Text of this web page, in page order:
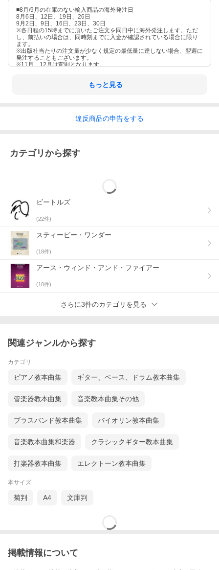
■8月/9月の在庫のない輸入商品の海外発注日
8月6日、12日、19日、26日
9月2日、9日、16日、23日、30日
※各日程の15時までに頂いたご注文を同日中に海外発注します。ただ
し、前払いの場合は、同時刻までに入金が確認されている場合に限り
ます。
※出版社当たりの注文量が少なく規定の最低量に達しない場合、翌週に
発注することもございます。
※11月、12月は変則となります。
もっと見る
違反商品の申告をする
カテゴリから探す
ビートルズ
(22件)
スティービー・ワンダー
(18件)
アース・ウィンド・アンド・ファイアー
(10件)
さらに3件のカテゴリを見る
関連ジャンルから探す
カテゴリ
ピアノ教本曲集 ギター、ベース、ドラム教本曲集
管楽器教本曲集 音楽教本曲集その他
ブラスバンド教本曲集 バイオリン教本曲集
音楽教本曲集和楽器 クラシックギター教本曲集
打楽器教本曲集 エレクトーン教本曲集
本サイズ
菊判 A4 文庫判
掲載情報について